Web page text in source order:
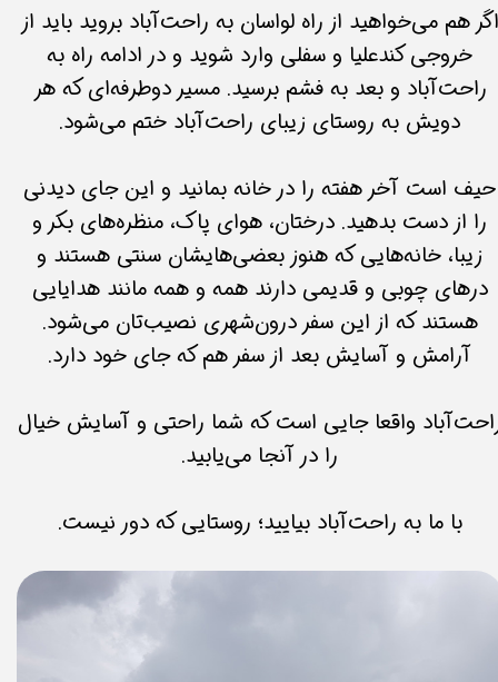
هم می‌خواهید از راه لواسان به راحت‌آباد بروید باید از
خروجی کندعلیا و سفلی وارد شوید و در ادامه راه به
راحت‌آباد و بعد به فشم برسید. مسیر دوطرفه‌ای که هر
دویش به روستای ‌زیبای راحت‌آباد ختم می‌شود.
حیف است آخر هفته را در خانه بمانید و این جای دیدنی
را از دست بدهید. درختان، هوای پاک، منظره‌های بکر و
زیبا، خانه‌هایی که هنوز بعضی‌هایشان سنتی هستند و
درهای چوبی و قدیمی دارند همه و همه مانند هدایایی
هستند که از این سفر درون‌شهری نصیب‌تان می‌شود.
آرامش و آسایش بعد از سفر هم که جای خود دارد.
واقعا جایی است که شما راحتی و آسایش خیال
را در آنجا می‌یابید.
با ما به راحت‌آباد بیایید؛ روستایی که دور نیست.​​​​​​​